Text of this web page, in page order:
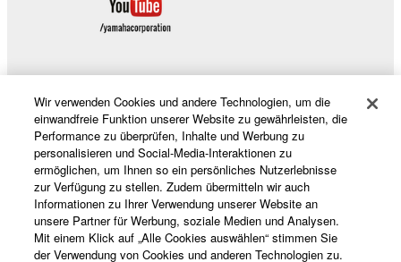
Produkte und Lösungen
News
Über Yamaha
Wir verwenden Cookies und andere Technologien, um die
einwandfreie Funktion unserer Website zu gewährleisten, die
Performance zu überprüfen, Inhalte und Werbung zu
personalisieren und Social-Media-Interaktionen zu
ermöglichen, um Ihnen so ein persönliches Nutzerlebnisse
zur Verfügung zu stellen. Zudem übermitteln wir auch
Informationen zu Ihrer Verwendung unserer Website an
unsere Partner für Werbung, soziale Medien und Analysen.
Mit einem Klick auf „Alle Cookies auswählen“ stimmen Sie
der Verwendung von Cookies und anderen Technologien zu.